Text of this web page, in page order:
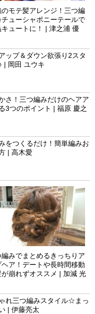
のモテ髪アレンジ！三つ編
チューシャポニーテールで
キュートに！ | 津之浦 優
ップ＆ダウン欲張り2スタ
| 岡田 ユウキ
さ！三つ編みだけのヘアア
3つのポイント | 福原 慶之
をつくるだけ！簡単編みお
| 高木愛
編みでまとめるきっちりア
ヘア！デートや長時間移動
が崩れずオススメ | 加減 光
れ三つ編みスタイル☆まっ
| 伊藤亮太